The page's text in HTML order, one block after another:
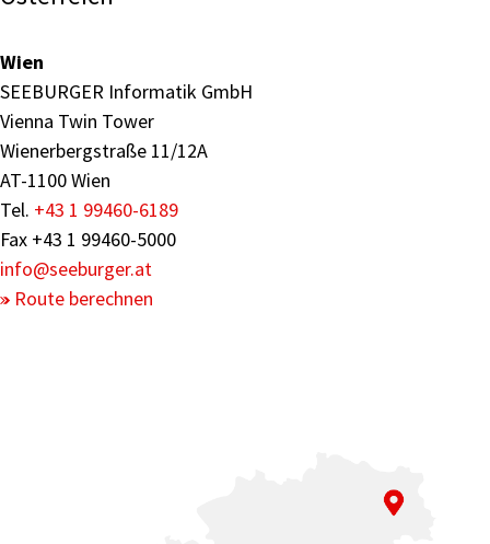
Wien
SEEBURGER Informatik GmbH
Vienna Twin Tower
Wienerbergstraße 11/12A
AT-1100 Wien
Tel. +43 1 99460-6189
Fax +43 1 99460-5000
info@seeburger.at
Route berechnen